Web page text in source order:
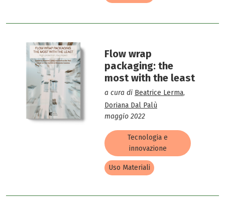
Flow wrap
packaging: the
most with the least
a cura di Beatrice Lerma,
Doriana Dal Palù
maggio 2022
Tecnologia e
innovazione
Uso Materiali